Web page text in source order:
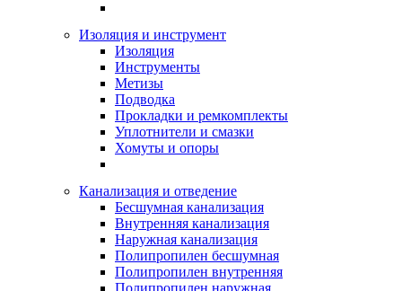
Изоляция и инструмент
Изоляция
Инструменты
Метизы
Подводка
Прокладки и ремкомплекты
Уплотнители и смазки
Хомуты и опоры
Канализация и отведение
Бесшумная канализация
Внутренняя канализация
Наружная канализация
Полипропилен бесшумная
Полипропилен внутренняя
Полипропилен наружная